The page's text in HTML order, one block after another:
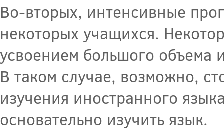
Во-вторых, интенсивные
некоторых учащихся.
усвоением большого объема
В таком случае, возможно,
изучения иностранного
основательно изучить язык.